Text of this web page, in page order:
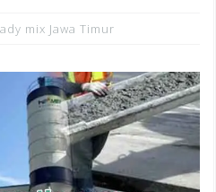
mix Jawa Timur